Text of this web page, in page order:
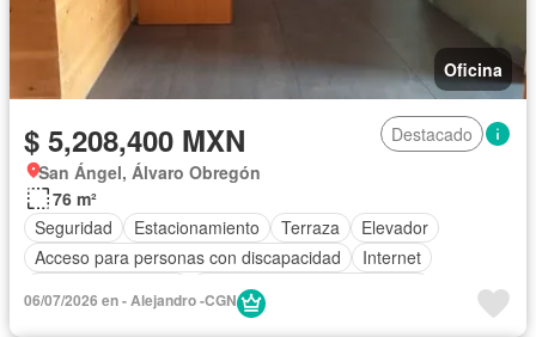
Oficina
$ 5,208,400 MXN
Destacado
San Ángel, Álvaro Obregón
76 m²
Seguridad
Estacionamiento Terraza
Elevador
Acceso para personas con discapacidad
Internet
Circuito cerrado de televisión
Agua
06/07/2026 en - Alejandro -CGN